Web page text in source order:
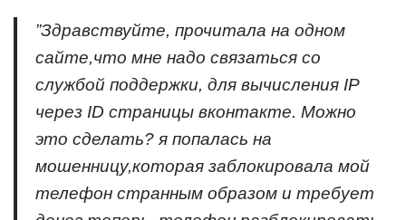
”Здравствуйте, прочитала на одном
сайте,что мне надо связаться со
службой поддержки, для вычисления IP
через ID страницы вконтакте. Можно
это сделать? я попалась на
мошенницу,которая заблокировала мой
телефон странным образом и требует